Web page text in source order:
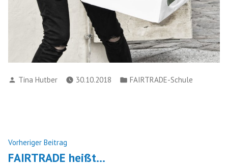
Verfasst
Tina Hutber 30.10.2018
Veröffentlicht
FAIRTRADE-Schule
Beitragsnavigation
Vorheriger Beitrag
Beitrag:
FAIRTRADE heißt…